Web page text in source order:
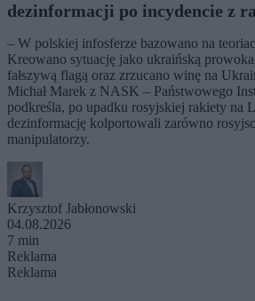
dezinformacji po incydencie z
– W polskiej infosferze bazowano na
Kreowano sytuację jako ukraińską
fałszywą flagą oraz zrzucano winę na
Michał Marek z NASK – Państwowego
podkreśla, po upadku rosyjskiej rakiety na
dezinformację kolportowali zarówno
manipulatorzy.
Krzysztof Jabłonowski
04.08.2026
7 min
Reklama
Reklama